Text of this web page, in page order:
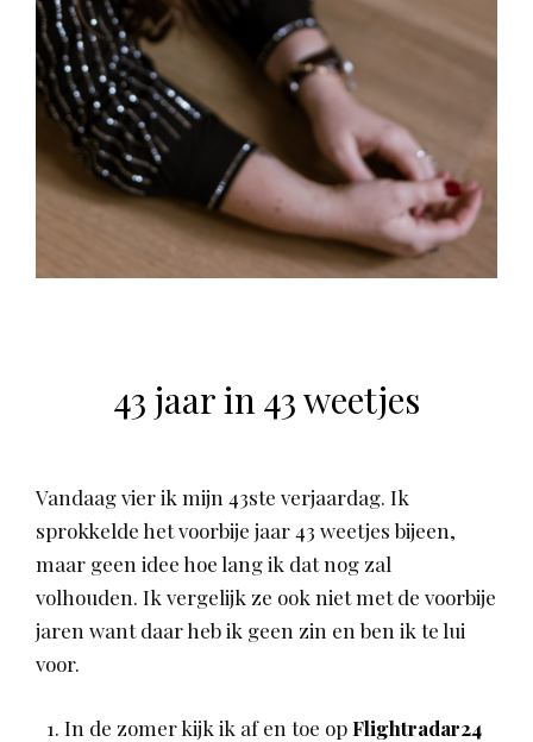
43 jaar in 43 weetjes
Vandaag vier ik mijn 43ste verjaardag. Ik
sprokkelde het voorbije jaar 43 weetjes bijeen,
maar geen idee hoe lang ik dat nog zal
volhouden. Ik vergelijk ze ook niet met de voorbije
jaren want daar heb ik geen zin en ben ik te lui
voor.
In de zomer kijk ik af en toe opFlightradar24